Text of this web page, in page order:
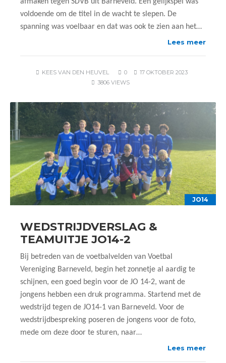
voldoende om de titel in de wacht te slepen. De
spanning was voelbaar en dat was ook te zien aan het…
Lees meer
KEES VAN DEN HEUVEL 0
17 OKTOBER 2023
3806 VIEWS
JO14
WEDSTRIJDVERSLAG &
TEAMUITJE JO14-2
Bij betreden van de voetbalvelden van Voetbal
Vereniging Barneveld, begin het zonnetje al aardig te
schijnen, een goed begin voor de JO 14-2, want de
jongens hebben een druk programma. Startend met de
wedstrijd tegen de JO14-1 van Barneveld. Voor de
wedstrijdbespreking poseren de jongens voor de foto,
mede om deze door te sturen, naar…
Lees meer